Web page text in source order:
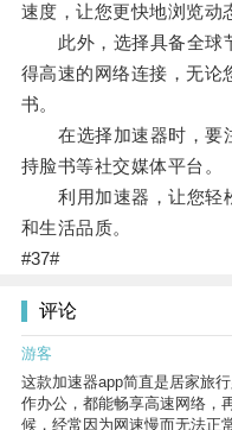
速度，让您更快地浏览动
此外，选择具备全球
得高速的网络连接，无论
书。
在选择加速器时，要
持脸书等社交媒体平台。
利用加速器，让您轻
和生活品质。
#37#
评论
游客
这款加速器app简直是居家旅
作办公，都能畅享高速网络，
候，经常因为网速慢而无法正